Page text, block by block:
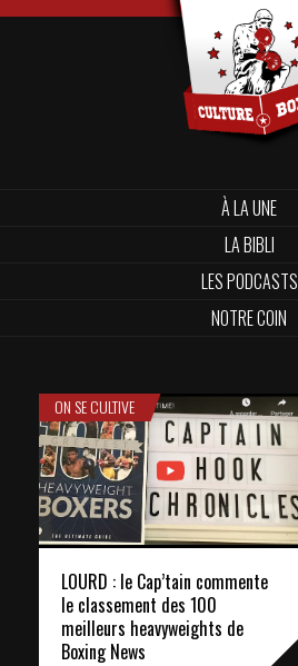
À LA UNE
LA BIBLI
LES PODCASTS
NOTRE COIN
ON SE CULTIVE
LOURD : le Cap’tain commente
le classement des 100
meilleurs heavyweights de
Boxing News